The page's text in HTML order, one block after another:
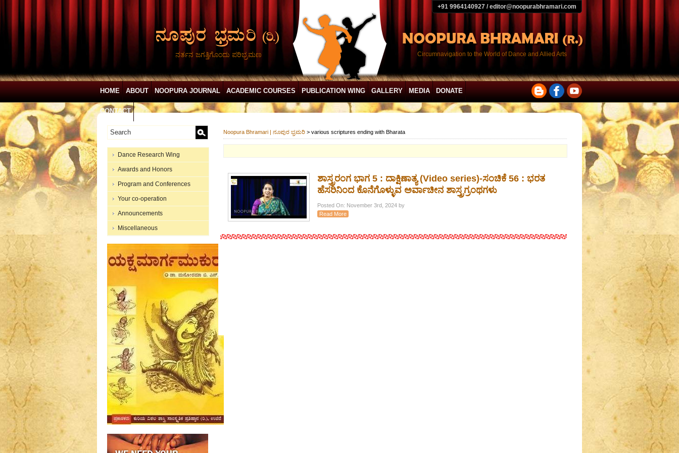
+91 9964140927 / editor@noopurabhramari.com
ನರ್ತನ ಜಗತ್ತಿಗೊಂದು ಪರಿಭ್ರಮಣ Circumnavigation to the World of Dance and Allied Arts
HOME ABOUT NOOPURA JOURNAL ACADEMIC COURSES PUBLICATION WING GALLERY MEDIA DONATE
CONTACT
Dance Research Wing
Awards and Honors
Program and Conferences
Your co-operation
Announcements
Miscellaneous
Noopura Bhramari | ನೂಪುರ ಭ್ರಮರಿ > various scriptures ending with Bharata
ಶಾಸ್ತ್ರರಂಗ ಭಾಗ 5 : ದಾಕ್ಷಿಣಾತ್ಯ (Video series)-ಸಂಚಿಕೆ 56 : ಭರತ
ಹೆಸರಿನಿಂದ ಕೊನೆಗೊಳ್ಳುವ ಅರ್ವಾಚೀನ ಶಾಸ್ತ್ರಗ್ರಂಥಗಳು
Posted On: November 3rd, 2024 by
Read More